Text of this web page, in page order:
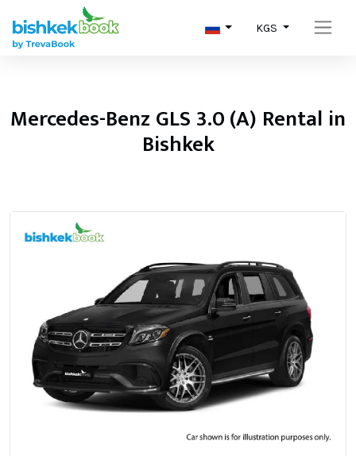
KGS
Mercedes-Benz GLS 3.0 (A) Rental in
Bishkek